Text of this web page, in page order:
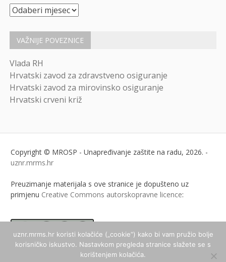
Arhiva
VAŽNIJE POVEZNICE
Vlada RH
Hrvatski zavod za zdravstveno osiguranje
Hrvatski zavod za mirovinsko osiguranje
Hrvatski crveni križ
Copyright © MROSP - Unapređivanje zaštite na radu, 2026. -
uznr.mrms.hr
Preuzimanje materijala s ove stranice je dopušteno uz
primjenu Creative Commons autorskopravne licence:
ukoliko nije drugačije
uznr.mrms.hr koristi kolačiće („cookie“) kako bi vam pružio bolje
korisničko iskustvo. Nastavkom pregleda stranice slažete se s
korištenjem kolačića.